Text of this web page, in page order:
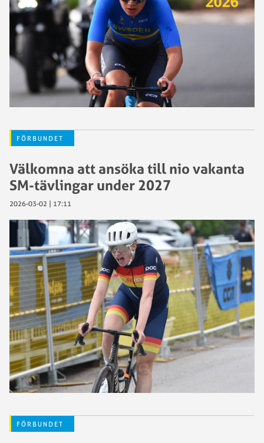
FÖRBUNDET
Välkomna att ansöka till nio vakanta
SM-tävlingar under 2027
2026-03-02 | 17:11
FÖRBUNDET